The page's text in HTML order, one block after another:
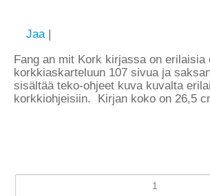
Jaa |
Fang an mit Kork kirjassa on erilaisia
korkkiaskarteluun 107 sivua ja
sisältää teko-ohjeet kuva kuvalta
korkkiohjeisiin. Kirjan koko on 26,5